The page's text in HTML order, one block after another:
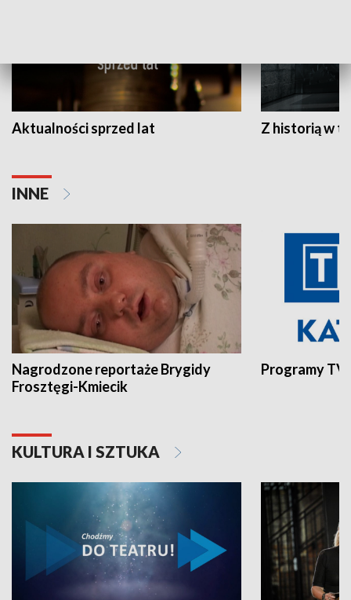
Aktualności sprzed lat Z historią w
INNE
Nagrodzone reportaże Brygidy
Frosztęgi-Kmiecik
Programy
KULTURA I SZTUKA